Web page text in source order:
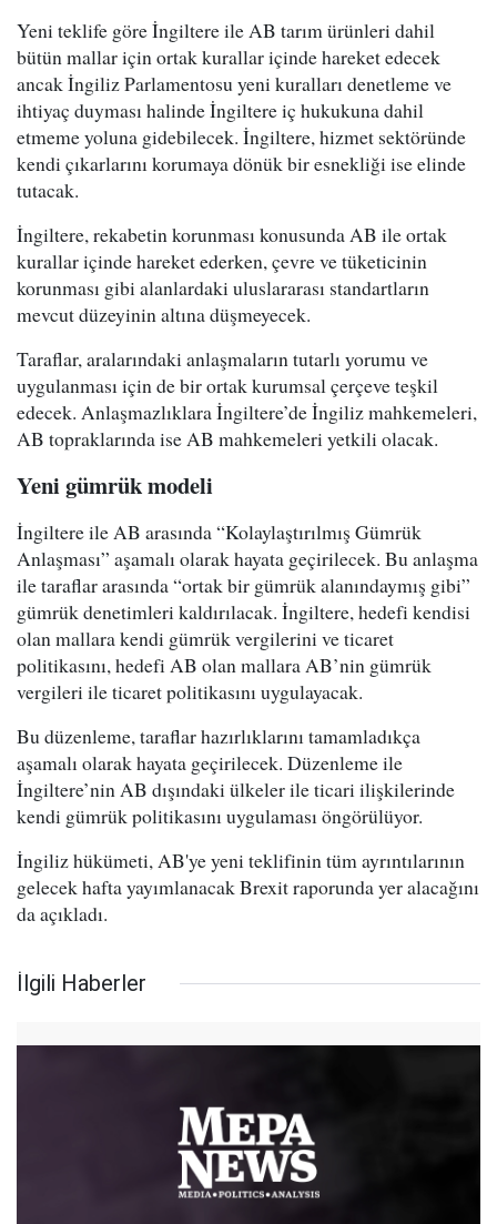
Yeni teklife göre İngiltere ile AB tarım ürünleri dahil
bütün mallar için ortak kurallar içinde hareket edecek
ancak İngiliz Parlamentosu yeni kuralları denetleme ve
ihtiyaç duyması halinde İngiltere iç hukukuna dahil
etmeme yoluna gidebilecek. İngiltere, hizmet sektöründe
kendi çıkarlarını korumaya dönük bir esnekliği ise elinde
tutacak.
İngiltere, rekabetin korunması konusunda AB ile ortak
kurallar içinde hareket ederken, çevre ve tüketicinin
korunması gibi alanlardaki uluslararası standartların
mevcut düzeyinin altına düşmeyecek.
Taraflar, aralarındaki anlaşmaların tutarlı yorumu ve
uygulanması için de bir ortak kurumsal çerçeve teşkil
edecek. Anlaşmazlıklara İngiltere’de İngiliz mahkemeleri,
AB topraklarında ise AB mahkemeleri yetkili olacak.
Yeni gümrük modeli
İngiltere ile AB arasında “Kolaylaştırılmış Gümrük
Anlaşması” aşamalı olarak hayata geçirilecek. Bu anlaşma
ile taraflar arasında “ortak bir gümrük alanındaymış gibi”
gümrük denetimleri kaldırılacak. İngiltere, hedefi kendisi
olan mallara kendi gümrük vergilerini ve ticaret
politikasını, hedefi AB olan mallara AB’nin gümrük
vergileri ile ticaret politikasını uygulayacak.
Bu düzenleme, taraflar hazırlıklarını tamamladıkça
aşamalı olarak hayata geçirilecek. Düzenleme ile
İngiltere’nin AB dışındaki ülkeler ile ticari ilişkilerinde
kendi gümrük politikasını uygulaması öngörülüyor.
İngiliz hükümeti, AB'ye yeni teklifinin tüm ayrıntılarının
gelecek hafta yayımlanacak Brexit raporunda yer alacağını
da açıkladı.
İlgili Haberler